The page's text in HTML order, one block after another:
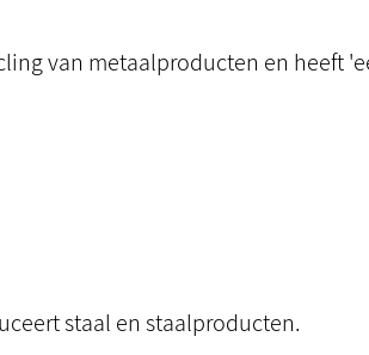
van metaalproducten en heeft
staal en staalproducten.